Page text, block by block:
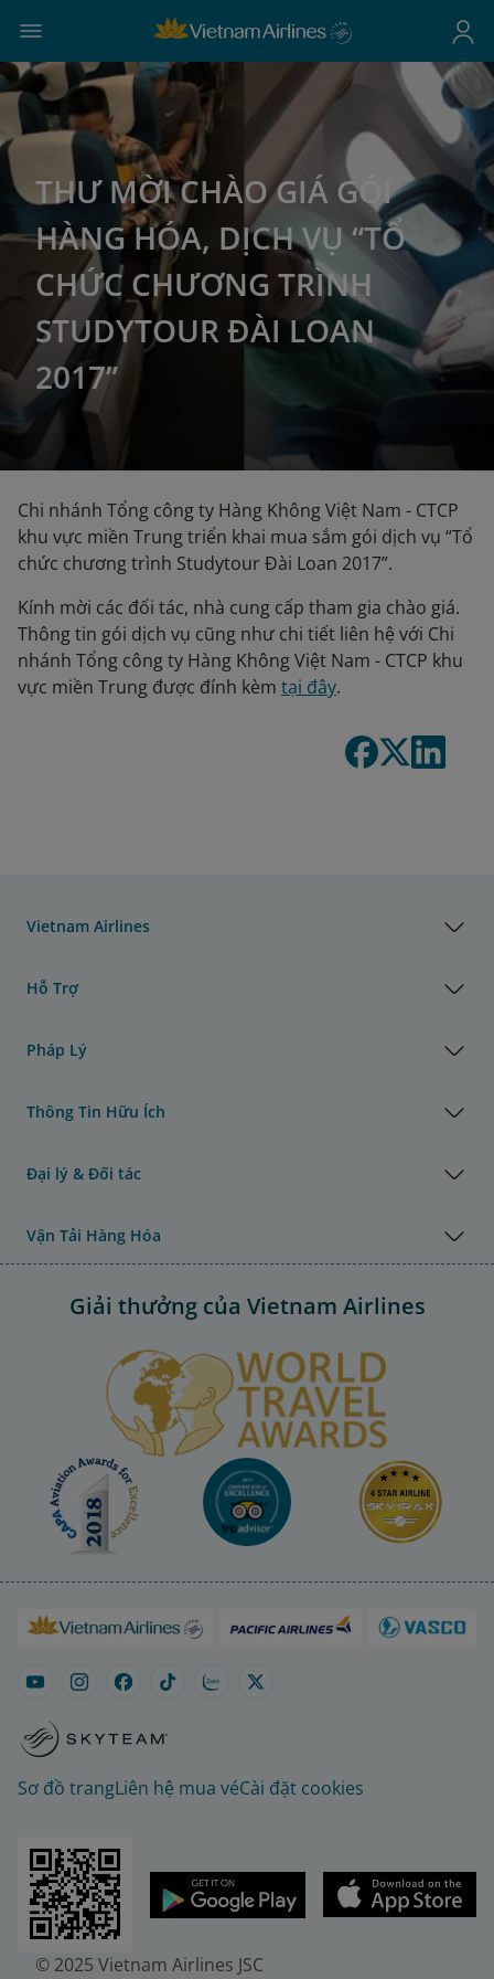
THƯ MỜI CHÀO GIÁ GÓI
HÀNG HÓA, DỊCH VỤ “TỔ
CHỨC CHƯƠNG TRÌNH
STUDYTOUR ĐÀI LOAN
2017”
Chi nhánh Tổng công ty Hàng Không Việt Nam - CTCP
khu vực miền Trung triển khai mua sắm gói dịch vụ “Tổ
chức chương trình Studytour Đài Loan 2017”.
Kính mời các đối tác, nhà cung cấp tham gia chào giá.
Thông tin gói dịch vụ cũng như chi tiết liên hệ với Chi
nhánh Tổng công ty Hàng Không Việt Nam - CTCP khu
vực miền Trung được đính kèm tại đây.
Vietnam Airlines
Hỗ Trợ
Pháp Lý
Thông Tin Hữu Ích
Đại lý & Đối tác
Vận Tải Hàng Hóa
Giải thưởng của Vietnam Airlines
Sơ đồ trangLiên hệ mua véCài đặt cookies
© 2025 Vietnam Airlines JSC